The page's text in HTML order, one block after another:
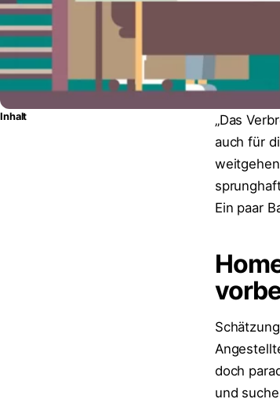
Inhalt
„Das
auch für
Ein paar
doch
und